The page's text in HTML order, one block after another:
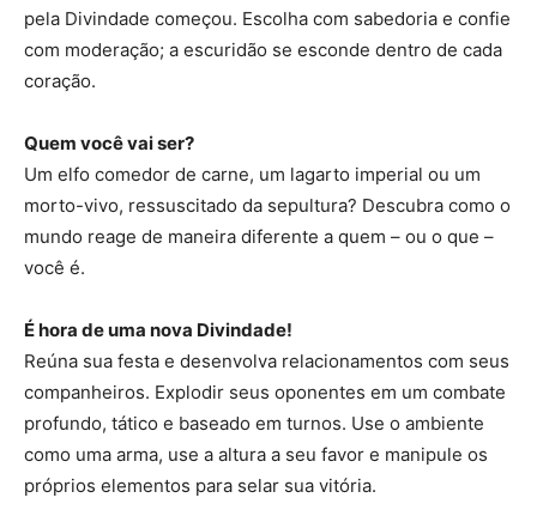
pela Divindade começou. Escolha com sabedoria e confie
com moderação; a escuridão se esconde dentro de cada
coração.
Quem você vai ser?
Um elfo comedor de carne, um lagarto imperial ou um
morto-vivo, ressuscitado da sepultura? Descubra como o
mundo reage de maneira diferente a quem – ou o que –
você é.
É hora de uma nova Divindade!
Reúna sua festa e desenvolva relacionamentos com seus
companheiros. Explodir seus oponentes em um combate
profundo, tático e baseado em turnos. Use o ambiente
como uma arma, use a altura a seu favor e manipule os
próprios elementos para selar sua vitória.